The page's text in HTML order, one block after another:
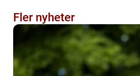
Fler nyheter